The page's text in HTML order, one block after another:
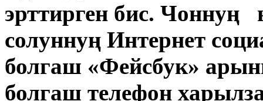
эрттирген бис.
солуннуң Интернет
болгаш «Фейсбук»
болгаш телефон